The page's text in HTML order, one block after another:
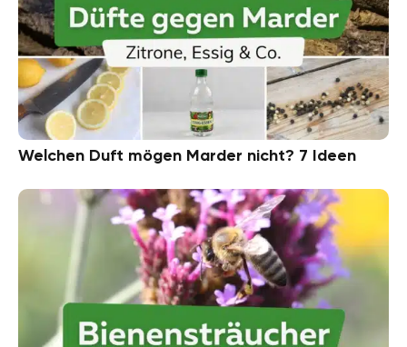
Welchen Duft mögen Marder nicht? 7 Ideen